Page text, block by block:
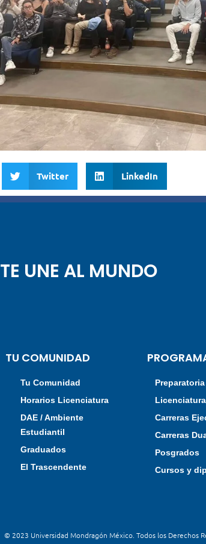
Twitter LinkedIn
TE UNE AL MUNDO
TU COMUNIDAD
Tu Comunidad
Horarios Licenciatura
DAE / Ambiente
Estudiantil
Graduados
El Trascendente
Preparatoria
Carreras
Carreras
Posgrados
Cursos y
© 2023 Universidad Mondragón México. Todos los Derechos